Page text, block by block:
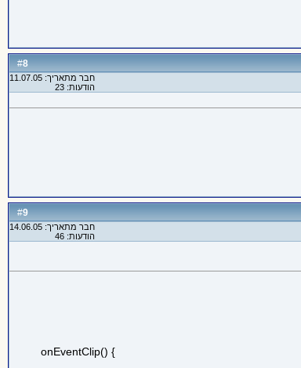
#
8
חבר מתאריך: 11.07.05
הודעות: 23
#
9
חבר מתאריך: 14.06.05
הודעות: 46
onEventClip() {